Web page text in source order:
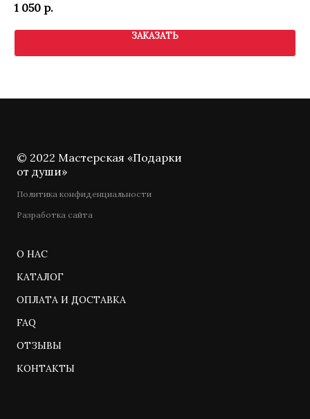
1 050 р.
ЗАКАЗАТЬ
© 2022 Мастерская «Подарки
от души»
Политика конфиденциальности
Разработка сайта
О НАС
КАТАЛОГ
ОПЛАТА И ДОСТАВКА
FAQ
ОТЗЫВЫ
КОНТАКТЫ